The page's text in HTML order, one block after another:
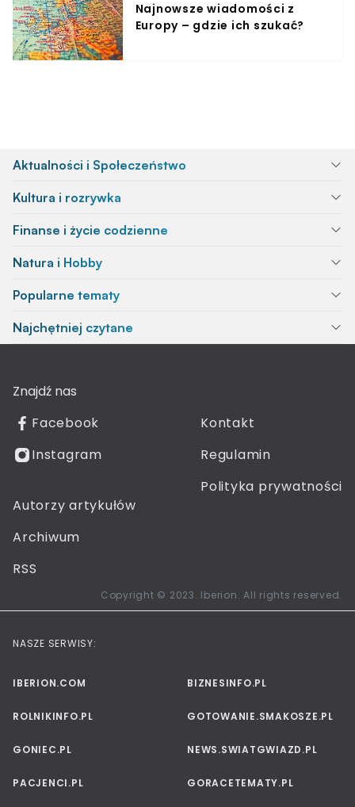
Najnowsze wiadomości z
Europy – gdzie ich szukać?
Aktualności i Społeczeństwo
Kultura i rozrywka
Finanse i życie codzienne
Natura i Hobby
Popularne tematy
Najchętniej czytane
Znajdź nas
Facebook
Instagram
Kontakt
Regulamin
Polityka prywatności
Autorzy artykułów
Archiwum
RSS
Copyright © 2023. Iberion. All rights reserved.
NASZE SERWISY:
IBERION.COM BIZNESINFO.PL
ROLNIKINFO.PL GOTOWANIE.SMAKOSZE.PL
GONIEC.PL NEWS.SWIATGWIAZD.PL
PACJENCI.PL GORACETEMATY.PL